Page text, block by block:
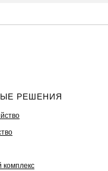
РЕШЕНИЯ
комплекс